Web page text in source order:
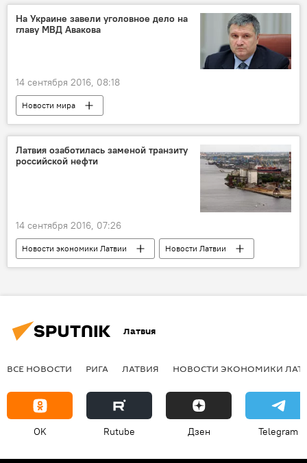
На Украине завели уголовное дело на
главу МВД Авакова
14 сентября 2016, 08:18
Новости мира
Латвия озаботилась заменой транзиту
российской нефти
14 сентября 2016, 07:26
Новости экономики Латвии
Новости Латвии
Транзит
Латвия
ВСЕ НОВОСТИ РИГА ЛАТВИЯ НОВОСТИ ЭКОНОМИКИ
OK Rutube Дзен Telegram